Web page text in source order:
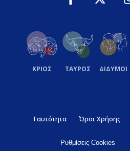
ΚΡΙΟΣ ΤΑΥΡΟΣ ΔΙΔΥΜΟΙ
Ταυτότητα Όροι Χρήσης
Ρυθμίσεις Cookies